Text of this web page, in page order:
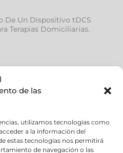
de las
utilizamos tecnologías como
a la información del
estas tecnologías nos permitirá
de navegación o las
De Un Dispositivo tDCS
Terapias Domiciliarias.
desarrollar el proyecto IMS –
EEG e Inteligencia Artificial.